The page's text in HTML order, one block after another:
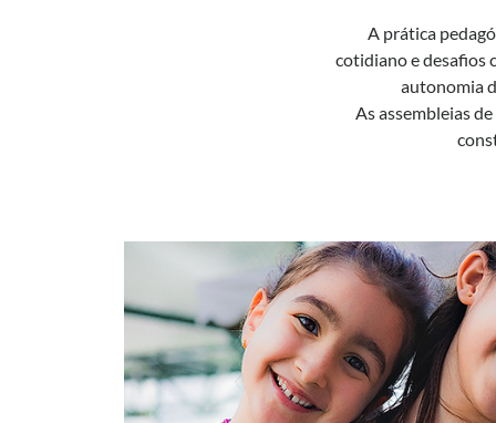
A prática
cotidiano e desafios
autonomia
As assembleias